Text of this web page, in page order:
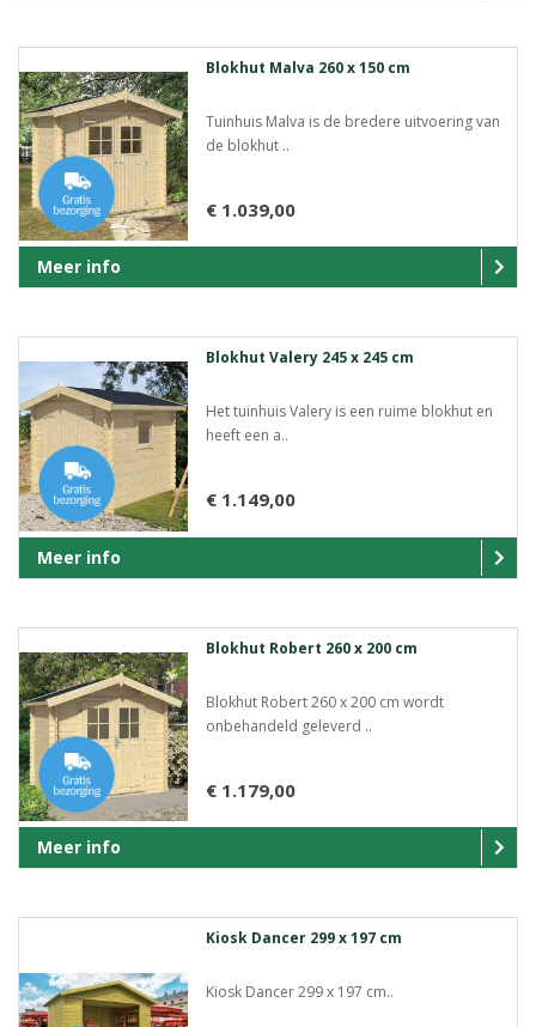
Blokhut Malva 260 x 150 cm
Tuinhuis Malva is de bredere uitvoering van
de blokhut ..
€ 1.039,00
Meer info
Blokhut Valery 245 x 245 cm
Het tuinhuis Valery is een ruime blokhut en
heeft een a..
€ 1.149,00
Meer info
Blokhut Robert 260 x 200 cm
Blokhut Robert 260 x 200 cm wordt
onbehandeld geleverd ..
€ 1.179,00
Meer info
Kiosk Dancer 299 x 197 cm
Kiosk Dancer 299 x 197 cm..